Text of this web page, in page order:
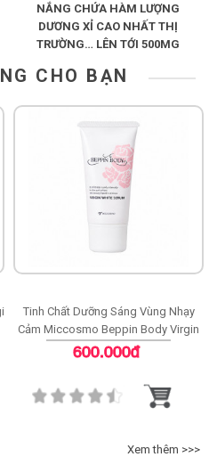
NẮNG CHỨA HÀM LƯỢNG
DƯƠNG XỈ CAO NHẤT THỊ
TRƯỜNG… LÊN TỚI 500MG
CHO BẠN
Tinh Chất Dưỡng Sáng Vùng Nhạy
Cảm Miccosmo Beppin Body Virgin
White Serum
600.000đ
Xem thêm >>>